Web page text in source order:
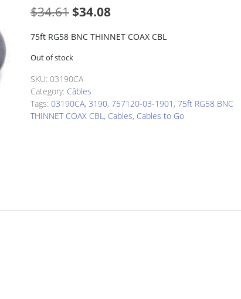
$34.61 Original
$34.61.
$34.08Current
75ft RG58 BNC THINNET COAX CBL
Out of stock
SKU: 03190CA
Category: Câbles
Tags: 03190CA, 3190, 757120-03-1901 , 75ft RG58 BNC
THINNET COAX CBL , Cables, Cables to Go